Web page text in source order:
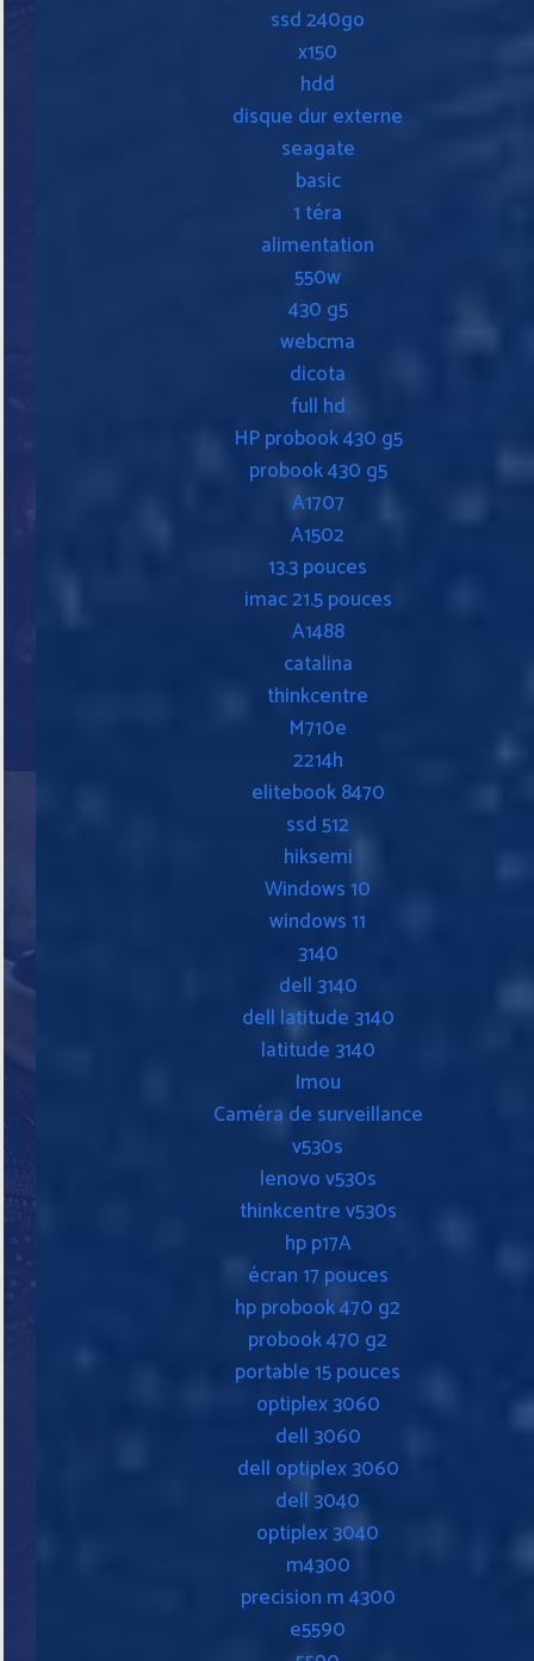
ssd 240go
x150
hdd
disque dur externe
seagate
basic
1 téra
alimentation
550w
430 g5
webcma
dicota
full hd
HP probook 430 g5
probook 430 g5
A1707
A1502
13.3 pouces
imac 21.5 pouces
A1488
catalina
thinkcentre
M710e
2214h
elitebook 8470
ssd 512
hiksemi
Windows 10
windows 11
3140
dell 3140
dell latitude 3140
latitude 3140
Imou
Caméra de surveillance
v530s
lenovo v530s
thinkcentre v530s
hp p17A
écran 17 pouces
hp probook 470 g2
probook 470 g2
portable 15 pouces
optiplex 3060
dell 3060
dell optiplex 3060
dell 3040
optiplex 3040
m4300
precision m 4300
e5590